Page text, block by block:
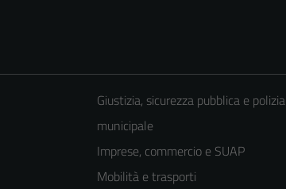
Giustizia, sicurezza pubblica e polizia
municipale
Imprese, commercio e SUAP
Mobilità e trasporti